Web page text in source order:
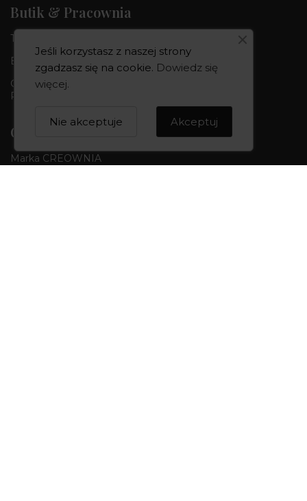
Butik & Pracownia
Tel.:
Bydgoszcz 85-010, ul. Dworcowa 6
Godziny otwarcia:
Pon-Pt 10:00-18:00 | Sob 10:00 - 14:00
CREOWNIA
Marka CREOWNIA
Jeśli korzystasz z naszej strony
zgadzasz się na cookie. Dowiedz się
więcej.
Akceptuj
Nie akceptuje